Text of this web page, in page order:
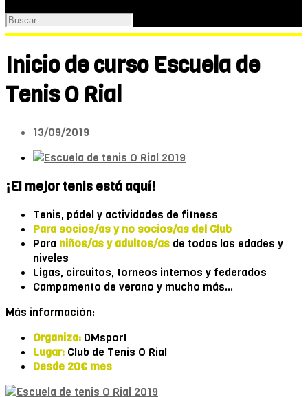
Inicio de curso Escuela de
Tenis O Rial
13/09/2019
¡El mejor tenis está aquí!
Tenis, pádel y actividades de fitness
Para socios/as y no socios/as del Club
Para niños/as y adultos/as de todas las edades y
niveles
Ligas, circuitos, torneos internos y federados
Campamento de verano y mucho más…
Más información:
Organiza: DMsport
Lugar: Club de Tenis O Rial
Desde 20€ mes